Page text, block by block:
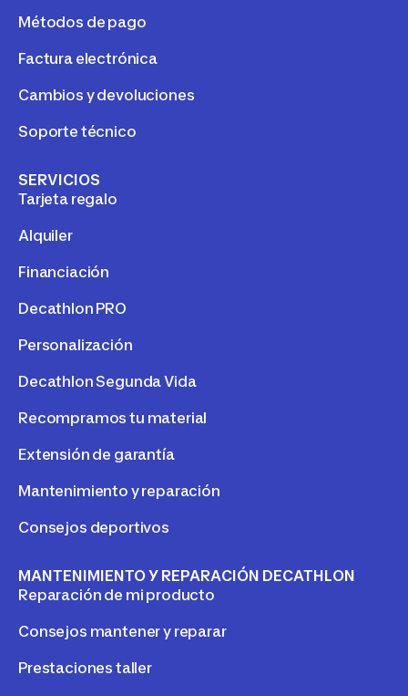
Métodos de pago
Factura electrónica
Cambios y devoluciones
Soporte técnico
SERVICIOS
Tarjeta regalo
Alquiler
Financiación
Decathlon PRO
Personalización
Decathlon Segunda Vida
Recompramos tu material
Extensión de garantía
Mantenimiento y reparación
Consejos deportivos
MANTENIMIENTO Y REPARACIÓN DECATHLON
Reparación de mi producto
Consejos mantener y reparar
Prestaciones taller